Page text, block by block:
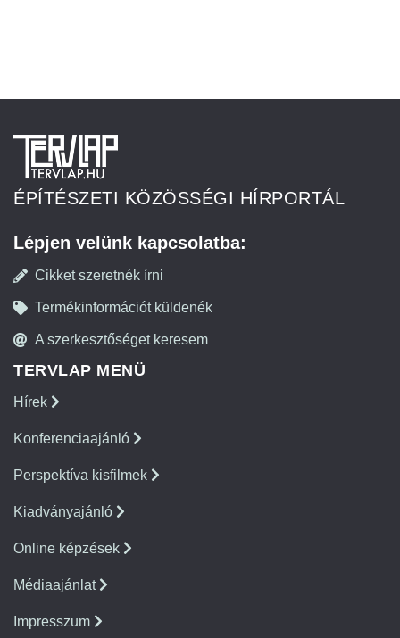
ÉPÍTÉSZETI KÖZÖSSÉGI HÍRPORTÁL
Lépjen velünk kapcsolatba:
Cikket szeretnék írni
Termékinformációt küldenék
A szerkesztőséget keresem
TERVLAP MENÜ
Hírek
Konferenciaajánló
Perspektíva kisfilmek
Kiadványajánló
Online képzések
Médiaajánlat
Impresszum